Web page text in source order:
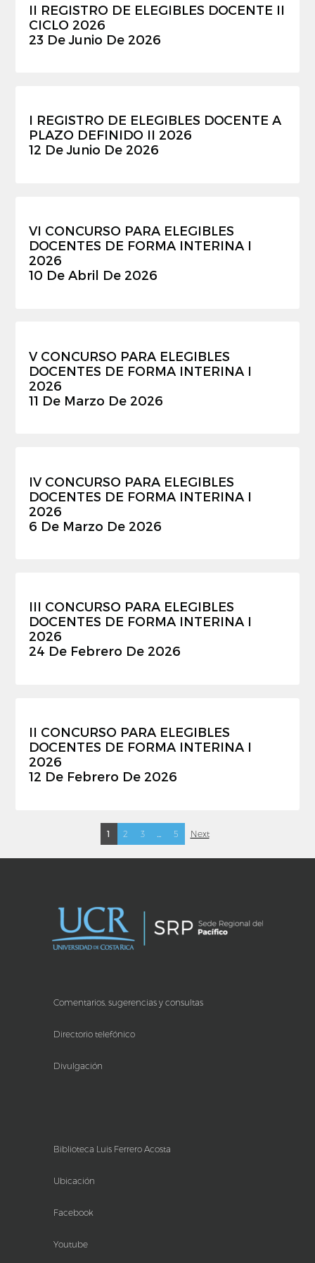
II REGISTRO DE ELEGIBLES DOCENTE II
CICLO 2026
23 De Junio De 2026
I REGISTRO DE ELEGIBLES DOCENTE A
PLAZO DEFINIDO II 2026
12 De Junio De 2026
VI CONCURSO PARA ELEGIBLES
DOCENTES DE FORMA INTERINA I
2026
10 De Abril De 2026
V CONCURSO PARA ELEGIBLES
DOCENTES DE FORMA INTERINA I
2026
11 De Marzo De 2026
IV CONCURSO PARA ELEGIBLES
DOCENTES DE FORMA INTERINA I
2026
6 De Marzo De 2026
III CONCURSO PARA ELEGIBLES
DOCENTES DE FORMA INTERINA I
2026
24 De Febrero De 2026
II CONCURSO PARA ELEGIBLES
DOCENTES DE FORMA INTERINA I
2026
12 De Febrero De 2026
1 2 3 … 5 Next
Comentarios, sugerencias y consultas
Directorio telefónico
Divulgación
Biblioteca Luis Ferrero Acosta
Ubicación
Facebook
Youtube